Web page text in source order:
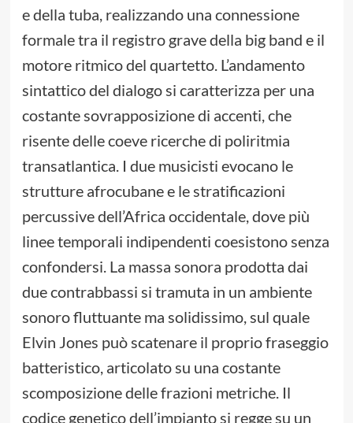
e della tuba, realizzando una connessione
formale tra il registro grave della big band e il
motore ritmico del quartetto. L’andamento
sintattico del dialogo si caratterizza per una
costante sovrapposizione di accenti, che
risente delle coeve ricerche di poliritmia
transatlantica. I due musicisti evocano le
strutture afrocubane e le stratificazioni
percussive dell’Africa occidentale, dove più
linee temporali indipendenti coesistono senza
confondersi. La massa sonora prodotta dai
due contrabbassi si tramuta in un ambiente
sonoro fluttuante ma solidissimo, sul quale
Elvin Jones può scatenare il proprio fraseggio
batteristico, articolato su una costante
scomposizione delle frazioni metriche. Il
codice genetico dell’impianto si regge su un